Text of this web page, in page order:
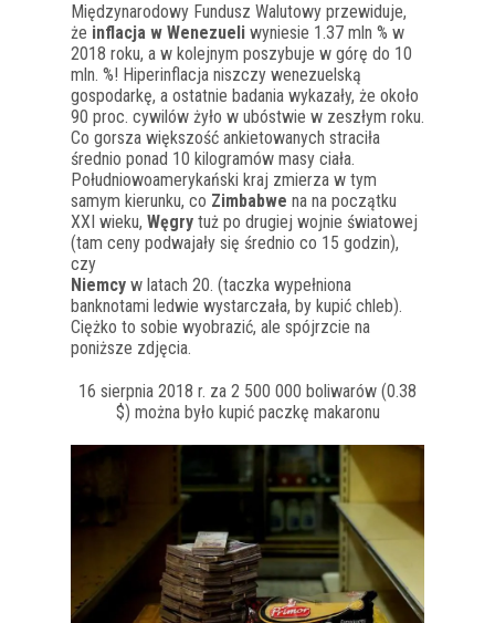
Międzynarodowy Fundusz Walutowy przewiduje,
że inflacja w Wenezueli wyniesie 1.37 mln % w
2018 roku, a w kolejnym poszybuje w górę do 10
mln. %! Hiperinflacja niszczy wenezuelską
gospodarkę, a ostatnie badania wykazały, że około
90 proc. cywilów żyło w ubóstwie w zeszłym roku.
Co gorsza większość ankietowanych straciła
średnio ponad 10 kilogramów masy ciała.
Południowoamerykański kraj zmierza w tym
samym kierunku, co Zimbabwe na na początku
XXI wieku, Węgry tuż po drugiej wojnie światowej
(tam ceny podwajały się średnio co 15 godzin),
czy
Niemcy w latach 20. (taczka wypełniona
banknotami ledwie wystarczała, by kupić chleb).
Ciężko to sobie wyobrazić, ale spójrzcie na
poniższe zdjęcia.
16 sierpnia 2018 r. za 2 500 000 boliwarów (0.38
$) można było kupić paczkę makaronu